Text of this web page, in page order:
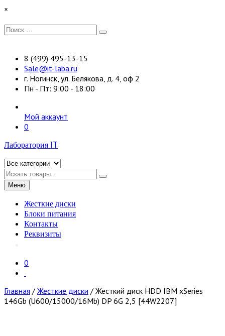
Перейти
содержимому
×
Искать:
Поиск
8 (499) 495-13-15
Sale@it-laba.ru
г. Ногинск, ул. Белякова, д. 4, оф 2
Пн - Пт: 9:00 - 18:00
Мой аккаунт
0
Лаборатория IT
Искать
Меню
Жесткие диски
Блоки питания
Контакты
Реквизиты
0
Главная / Жесткие диски / Жесткий диск HDD IBM xSeries
146Gb (U600/15000/16Mb) DP 6G 2,5 [44W2207]